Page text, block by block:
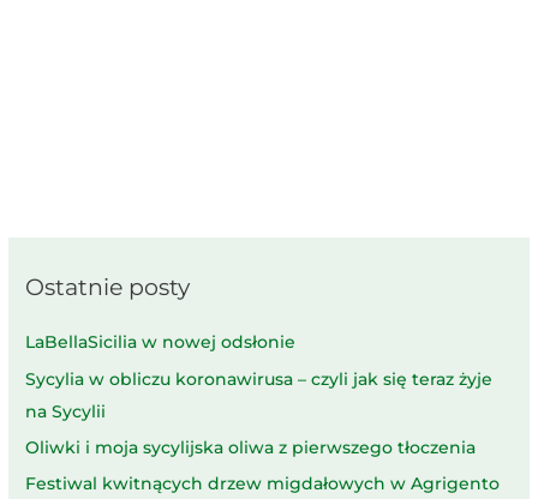
Ostatnie posty
LaBellaSicilia w nowej odsłonie
Sycylia w obliczu koronawirusa – czyli jak się teraz żyje
na Sycylii
Oliwki i moja sycylijska oliwa z pierwszego tłoczenia
Festiwal kwitnących drzew migdałowych w Agrigento